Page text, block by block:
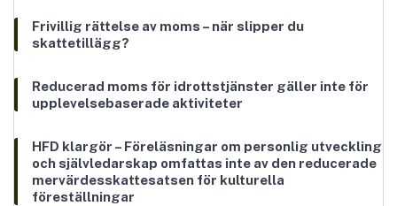
Frivillig rättelse av moms – när slipper du
skattetillägg?
Reducerad moms för idrottstjänster gäller inte för
upplevelsebaserade aktiviteter
HFD klargör – Föreläsningar om personlig utveckling
och självledarskap omfattas inte av den reducerade
mervärdesskattesatsen för kulturella
föreställningar